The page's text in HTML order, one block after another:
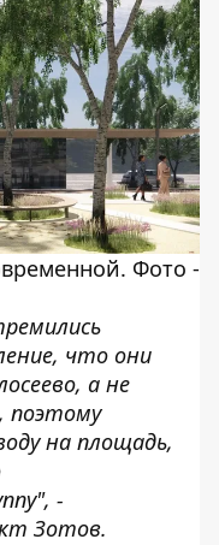
Фото -
что они
а не
поэтому
на площадь,
-
Зотов.